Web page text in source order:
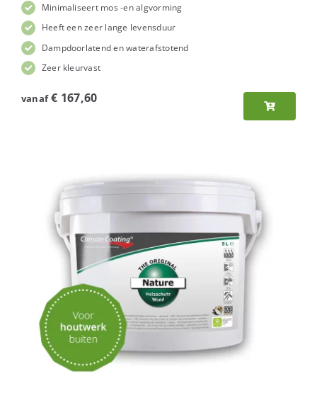
Minimaliseert mos -en algvorming
Heeft een zeer lange levensduur
Dampdoorlatend en waterafstotend
Zeer kleurvast
vanaf € 167,60